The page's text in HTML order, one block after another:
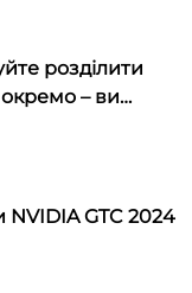
розділити
– ви
GTC 2024